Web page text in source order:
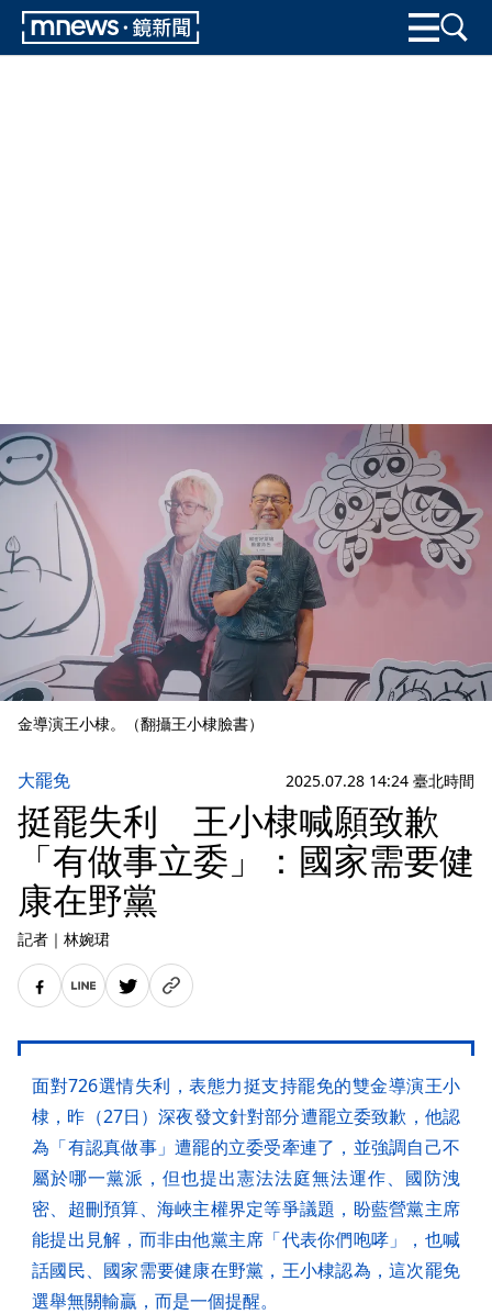
金導演王小棣。（翻攝王小棣臉書）
大罷免 2025.07.28 14:24 臺北時間
挺罷失利 王小棣喊願致歉
「有做事立委」：國家需要健
康在野黨
記者 ｜ 林婉珺
面對726選情失利，表態力挺支持罷免的雙金導演王小
棣，昨（27日）深夜發文針對部分遭罷立委致歉，他認
為「有認真做事」遭罷的立委受牽連了，並強調自己不
屬於哪一黨派，但也提出憲法法庭無法運作、國防洩
密、超刪預算、海峽主權界定等爭議題，盼藍營黨主席
能提出見解，而非由他黨主席「代表你們咆哮」，也喊
話國民、國家需要健康在野黨，王小棣認為，這次罷免
選舉無關輸贏，而是一個提醒。